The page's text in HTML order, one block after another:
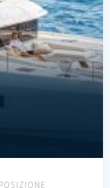
POSIZIONE